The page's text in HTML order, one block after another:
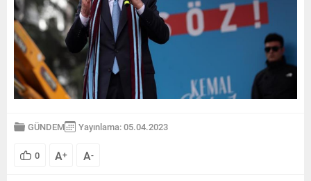
GÜNDEM Yayınlama: 05.04.2023
0 A+ A-